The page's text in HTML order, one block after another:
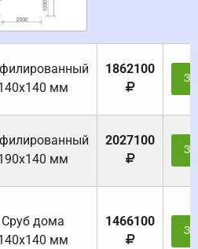
мм
1862100
мм
2027100
Cруб дома
мм
1466100